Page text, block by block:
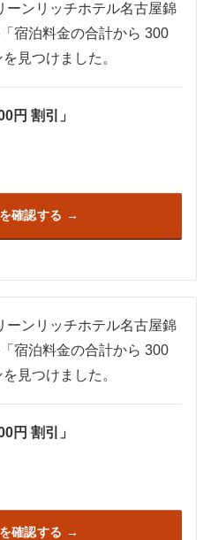
ーンリッチホテル名古屋錦
宿泊料金の合計から 300
見つけました。
円 割引」
確認する
ーンリッチホテル名古屋錦
宿泊料金の合計から 300
見つけました。
円 割引」
確認する